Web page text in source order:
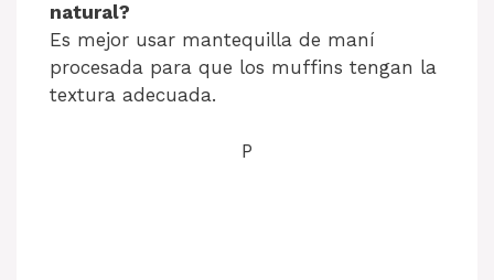
natural?
Es mejor usar mantequilla de maní
procesada para que los muffins tengan la
textura adecuada.
P